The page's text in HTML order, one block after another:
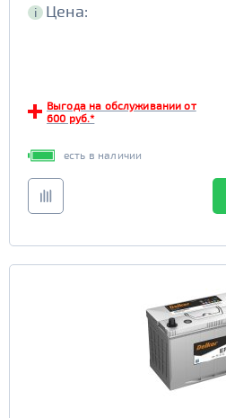
i Цена:
Выгода на обслуживании от
600 руб.*
есть в наличии